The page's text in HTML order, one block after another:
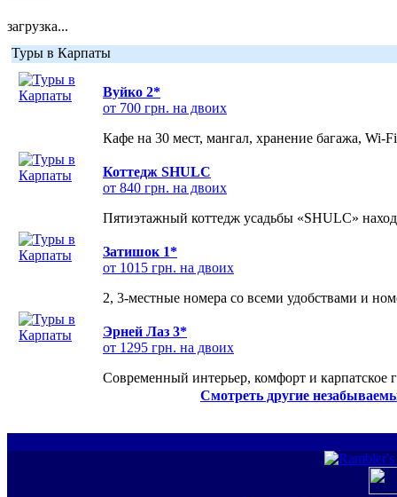
загрузка...
Туры в Карпаты
Вуйко 2*
от 700 грн. на двоих
Кафе на 30 мест, мангал, хранение багажа, Wi-
Коттедж SHULC
от 840 грн. на двоих
Пятиэтажный коттедж усадьбы «SHULC»
Затишок 1*
от 1015 грн. на двоих
2, 3-местные номера со всеми удобствами и
Эрней Лаз 3*
от 1295 грн. на двоих
Современный интерьер, комфорт и карпатское
Смотреть другие